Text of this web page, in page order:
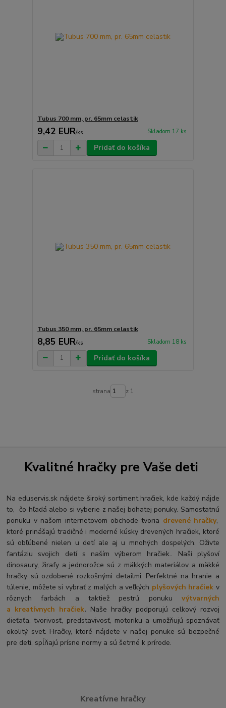
Tubus 700 mm, pr. 65mm celastik
9,42 EUR/ks Skladom 17 ks
Pridať do košíka
Tubus 350 mm, pr. 65mm celastik
8,85 EUR/ks Skladom 18 ks
Pridať do košíka
strana z 1
Kvalitné hračky pre Vaše deti
Na eduservis.sk nájdete široký sortiment hračiek, kde každý nájde
to, čo hľadá alebo si vyberie z našej bohatej ponuky. Samostatnú
ponuku v našom internetovom obchode tvoria drevené hračky,
ktoré prinášajú tradičné i moderné kúsky drevených hračiek, ktoré
sú obľúbené nielen u detí ale aj u mnohých dospelých. Oživte
fantáziu svojich detí s naším výberom hračiek.. Naši plyšoví
dinosaury, žirafy a jednorožce sú z mäkkých materiálov a mäkké
hračky sú ozdobené rozkošnými detailmi. Perfektné na hranie a
túlenie, môžete si vybrať z malých a veľkých plyšových hračiek v
rôznych farbách a taktiež pestrú ponuku výtvarných
a kreatívnych hračiek. Naše hračky podporujú celkový rozvoj
dieťaťa, tvorivosť, predstavivosť, motoriku a umožňujú spoznávať
okolitý svet. Hračky, ktoré nájdete v našej ponuke sú bezpečné
pre deti, spĺňajú prísne normy a sú šetrné k prírode.
Kreatívne hračky